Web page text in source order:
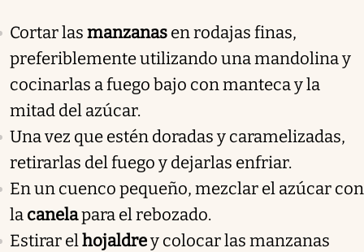
Cortar las manzanas en rodajas finas,
preferiblemente utilizando una mandolina y
cocinarlas a fuego bajo con manteca y la
mitad del azúcar.
Una vez que estén doradas y caramelizadas,
retirarlas del fuego y dejarlas enfriar.
En un cuenco pequeño, mezclar el azúcar con
la canelapara el rebozado.
Estirar elhojaldrey colocar las manzanas